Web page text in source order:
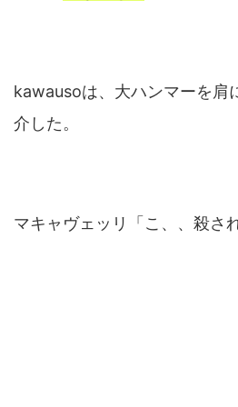
kawausoは、大ハンマーを肩
介した。
マキャヴェッリ「こ、、殺さ